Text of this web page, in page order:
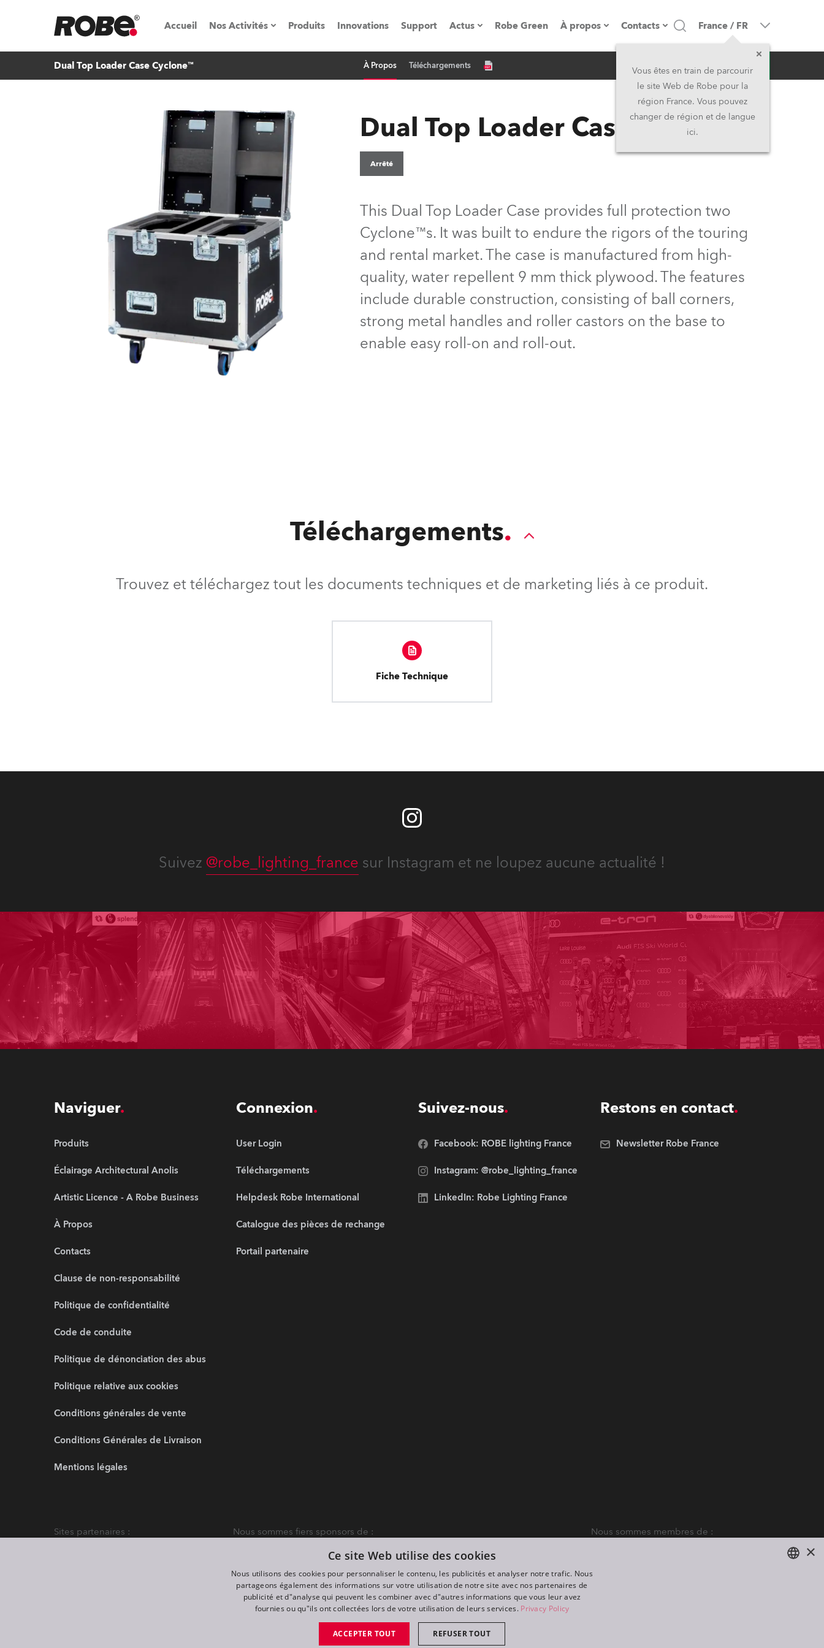
Accueil Nos Activités
Tutoriels RoboSpot
Robe On The Road
Robe On Location
Nos innovations en vidéo
ProMotion Lighting
Robe Maritime
Produits Innovations Support Actus
Communiqués de presse
Robe Green À propos
Présentation de l'entreprise
Fabriqué en Europe
Propriétaires
Légal
Contacts
Siège Social
Siège Social & Usine
Royaume-Uni et Irelande
Allemagne
France
France / FR
Vous êtes en train de parcourir
le site Web de Robe pour la
région France. Vous pouvez
changer de région et de langue
ici.
Dual Top Loader Case Cyclone™ À Propos Téléchargements Demande d'infos
Dual Top Loader Case Cyclone™
Arrêté
This Dual Top Loader Case provides full protection two
Cyclone™s. It was built to endure the rigors of the touring
and rental market. The case is manufactured from high-
quality, water repellent 9 mm thick plywood. The features
include durable construction, consisting of ball corners,
strong metal handles and roller castors on the base to
enable easy roll-on and roll-out.
Téléchargements
Trouvez et téléchargez tout les documents techniques et de marketing liés à ce produit.
Fiche Technique
Suivez @robe_lighting_france sur Instagram et ne loupez aucune actualité !
Naviguer
Produits
Éclairage Architectural Anolis
Artistic Licence - A Robe Business
À Propos
Contacts
Clause de non-responsabilité
Politique de confidentialité
Code de conduite
Politique de dénonciation des abus
Politique relative aux cookies
Conditions générales de vente
Conditions Générales de Livraison
Mentions légales
Connexion
User Login
Téléchargements
Helpdesk Robe International
Catalogue des pièces de rechange
Portail partenaire
Suivez-nous
Facebook: ROBE lighting France
Instagram: @robe_lighting_france
LinkedIn: Robe Lighting France
Restons en contact
Newsletter Robe France
Sites partenaires : Nous sommes fiers sponsors de : Nous sommes membres de :
×
Ce site Web utilise des cookies
Nous utilisons des cookies pour personnaliser le contenu, les publicités et analyser notre trafic. Nous
partageons également des informations sur votre utilisation de notre site avec nos partenaires de
publicité et d"analyse qui peuvent les combiner avec d"autres informations que vous leur avez
fournies ou qu"ils ont collectées lors de votre utilisation de leurs services. Privacy Policy
ACCEPTER TOUT REFUSER TOUT